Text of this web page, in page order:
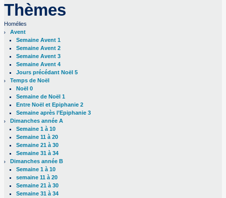
Thèmes
Homélies
Avent
Semaine Avent 1
Semaine Avent 2
Semaine Avent 3
Semaine Avent 4
Jours précédant Noël 5
Temps de Noël
Noël 0
Semaine de Noël 1
Entre Noël et Epiphanie 2
Semaine après l’Epiphanie 3
Dimanches année A
Semaine 1 à 10
Semaine 11 à 20
Semaine 21 à 30
Semaine 31 à 34
Dimanches année B
Semaine 1 à 10
semaine 11 à 20
Semaine 21 à 30
Semaine 31 à 34